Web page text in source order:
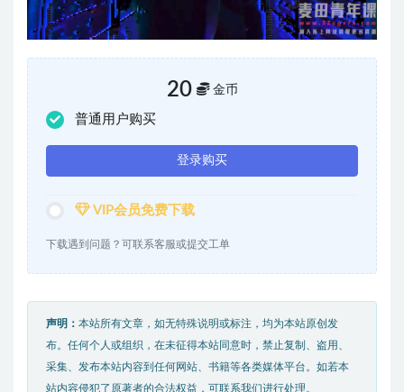
20 金币
普通用户购买
登录购买
VIP会员免费下载
下载遇到问题？可联系客服或提交工单
声明： 本站所有文章，如无特殊说明或标注，均为本站原创发
布。任何个人或组织，在未征得本站同意时，禁止复制、盗用、
采集、发布本站内容到任何网站、书籍等各类媒体平台。如若本
站内容侵犯了原著者的合法权益，可联系我们进行处理。